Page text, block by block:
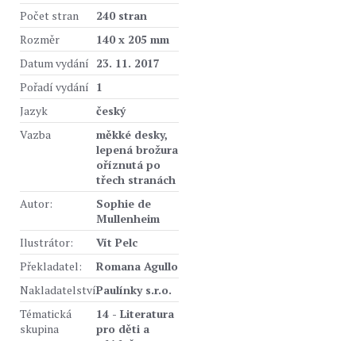
Počet stran
240 stran
Rozměr
140 x 205 mm
Datum vydání 23. 11. 2017
Pořadí vydání 1
Jazyk
český
Vazba
měkké desky,
lepená brožura
oříznutá po
třech stranách
Autor:
Sophie de
Mullenheim
Ilustrátor:
Vít Pelc
Překladatel:
Romana Agullo
NakladatelstvíPaulínky s.r.o.
Tématická
skupina
14 - Literatura
pro děti a